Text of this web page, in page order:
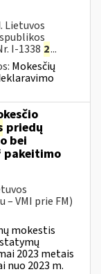
Lietuvos
I-1338 2...
Mokesčių
priedų
bei
– VMI prie FM)
mokestis
2023 metais
nuo 2023 m.